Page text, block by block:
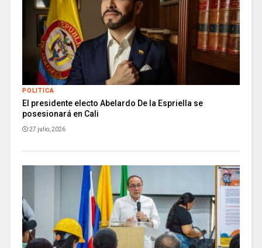
POLITICA
El presidente electo Abelardo De la Espriella se
posesionará en Cali
27 julio, 2026